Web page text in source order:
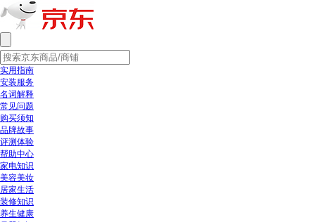
实用指南
安装服务
名词解释
常见问题
购买须知
品牌故事
评测体验
帮助中心
家电知识
美容美妆
居家生活
装修知识
养生健康